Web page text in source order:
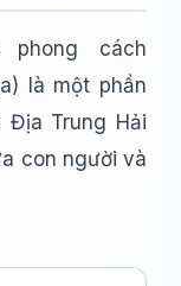
phong cách
là một phần
Địa Trung Hải
con người và